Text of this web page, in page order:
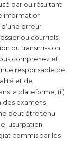
par ou résultant
information
erreur,
ou courriels,
ou transmission
comprenez et
responsable de
et de
la plateforme, (ii)
des examens
peut être tenu
usurpation
commis par les